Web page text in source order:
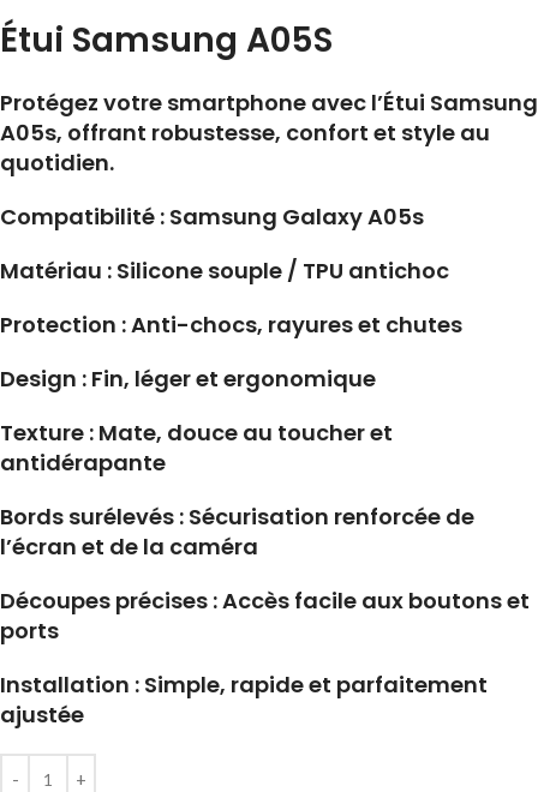
Étui Samsung A05S
Protégez votre smartphone avec l’Étui Samsung
A05s, offrant robustesse, confort et style au
quotidien.
Compatibilité : Samsung Galaxy A05s
Matériau : Silicone souple / TPU antichoc
Protection : Anti-chocs, rayures et chutes
Design : Fin, léger et ergonomique
Texture : Mate, douce au toucher et
antidérapante
Bords surélevés : Sécurisation renforcée de
l’écran et de la caméra
Découpes précises : Accès facile aux boutons et
ports
Installation : Simple, rapide et parfaitement
ajustée